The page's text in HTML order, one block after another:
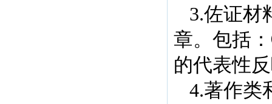
3.佐证材
章。包括
的代表性
4.著作类